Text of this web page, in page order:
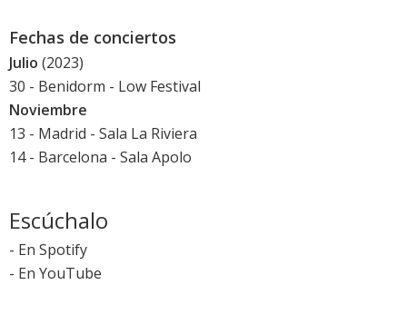
Fechas de conciertos
Julio (2023)
30 - Benidorm - Low Festival
Noviembre
13 - Madrid - Sala La Riviera
14 - Barcelona - Sala Apolo
Escúchalo
- En Spotify
- En YouTube